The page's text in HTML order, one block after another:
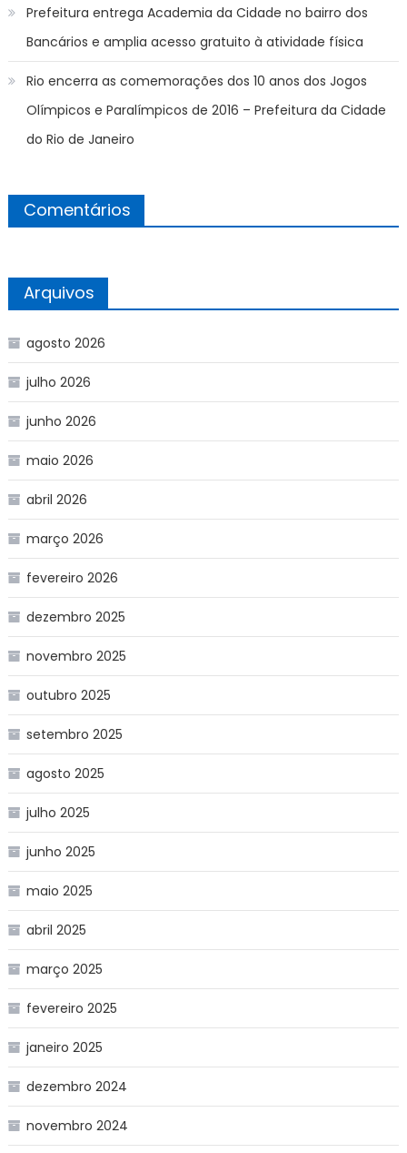
Prefeitura entrega Academia da Cidade no bairro dos
Bancários e amplia acesso gratuito à atividade física
Rio encerra as comemorações dos 10 anos dos Jogos
Olímpicos e Paralímpicos de 2016 – Prefeitura da Cidade
do Rio de Janeiro
Comentários
Arquivos
agosto 2026
julho 2026
junho 2026
maio 2026
abril 2026
março 2026
fevereiro 2026
dezembro 2025
novembro 2025
outubro 2025
setembro 2025
agosto 2025
julho 2025
junho 2025
maio 2025
abril 2025
março 2025
fevereiro 2025
janeiro 2025
dezembro 2024
novembro 2024